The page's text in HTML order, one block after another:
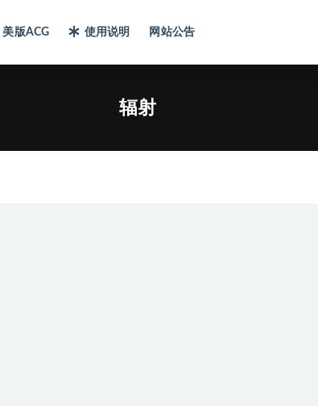
美版ACG 使用说明 网站公告
辐射